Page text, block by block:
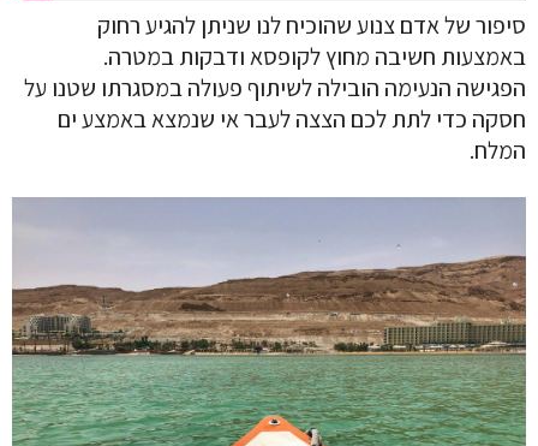
סיפור של אדם צנוע שהוכיח לנו שניתן להגיע רחוק
באמצעות חשיבה מחוץ לקופסא ודבקות במטרה.
הפגישה הנעימה הובילה לשיתוף פעולה במסגרתו שטנו על
חסקה כדי לתת לכם הצצה לעבר אי שנמצא באמצע ים
המלח.